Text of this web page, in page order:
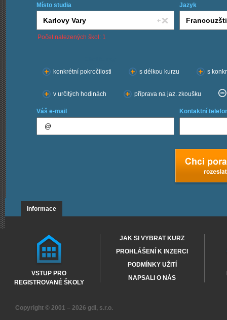
Místo studia Jazyk
Počet nalezených škol: 1
konkrétní pokročilosti
s délkou kurzu s
v určitých hodinách příprava na jaz. zkoušku
Váš e-mail Kontaktní
Informace
VSTUP PRO
REGISTROVANÉ ŠKOLY
JAK SI VYBRAT KURZ
PROHLÁŠENÍ K INZERCI
PODMÍNKY UŽITÍ
NAPSALI O NÁS
Copyright © 2001 – 2026 gdi, s.r.o.